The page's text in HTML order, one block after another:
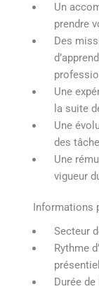
Un
prendre
Des
Une
la suite
Une
des
Une
vigueur
Informations
Secteur
Rythme
Durée